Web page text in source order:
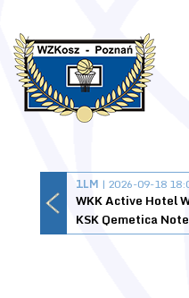
1LM | 2026-09-18
WKK Active Hotel